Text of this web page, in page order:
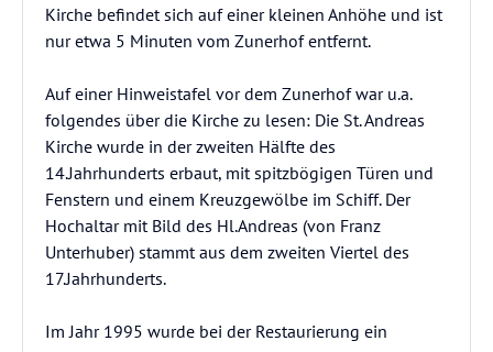
Kirche befindet sich auf einer kleinen Anhöhe und ist
nur etwa 5 Minuten vom Zunerhof entfernt.
Auf einer Hinweistafel vor dem Zunerhof war u.a.
folgendes über die Kirche zu lesen: Die St. Andreas
Kirche wurde in der zweiten Hälfte des
14.Jahrhunderts erbaut, mit spitzbögigen Türen und
Fenstern und einem Kreuzgewölbe im Schiff. Der
Hochaltar mit Bild des Hl.Andreas (von Franz
Unterhuber) stammt aus dem zweiten Viertel des
17.Jahrhunderts.
Im Jahr 1995 wurde bei der Restaurierung ein